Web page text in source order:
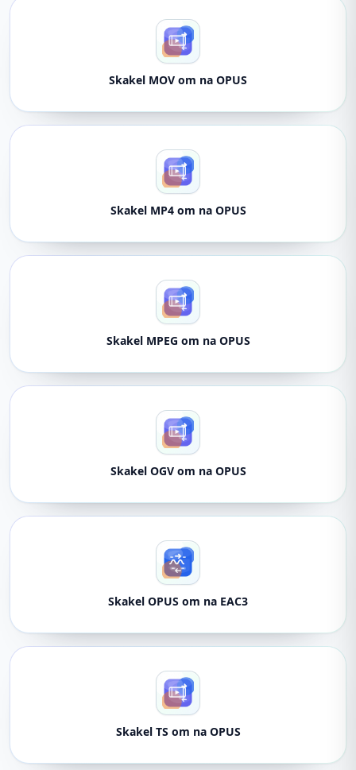
Skakel MOV om na OPUS
Skakel MP4 om na OPUS
Skakel MPEG om na OPUS
Skakel OGV om na OPUS
Skakel OPUS om na EAC3
Skakel TS om na OPUS